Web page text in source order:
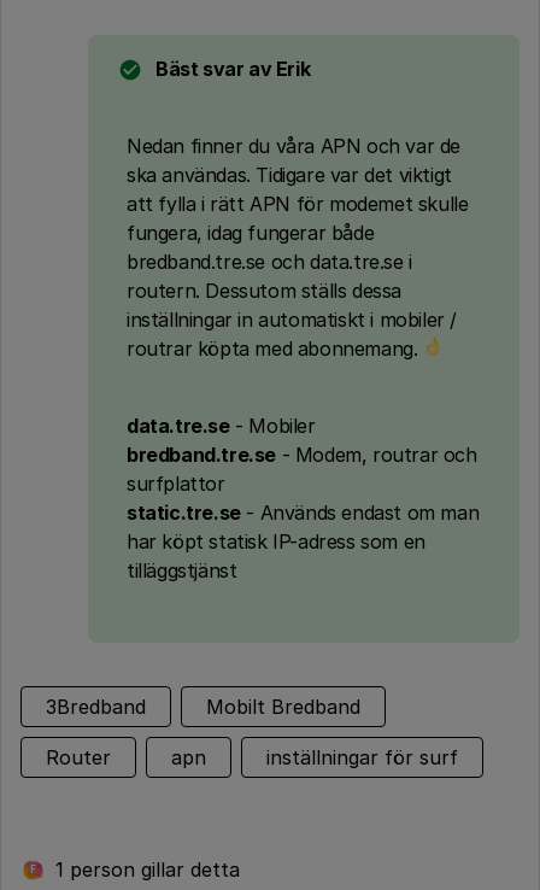
Bäst svar av Erik
Nedan finner du våra APN och var de
ska användas. Tidigare var det viktigt
att fylla i rätt APN för modemet skulle
fungera, idag fungerar både
bredband.tre.se och data.tre.se i
routern. Dessutom ställs dessa
inställningar in automatiskt i mobiler /
routrar köpta med abonnemang.
data.tre.se- Mobiler
bredband.tre.se - Modem, routrar och
surfplattor
static.tre.se- Används endast om man
har köpt statisk IP-adress som en
tilläggstjänst
3Bredband Mobilt Bredband
Router apn inställningar för surf
F 1 person gillar detta